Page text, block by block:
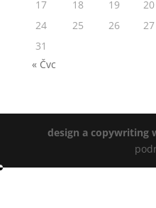
17
18 19 20
24
25 26 27
31
« Čvc
design a copywriting